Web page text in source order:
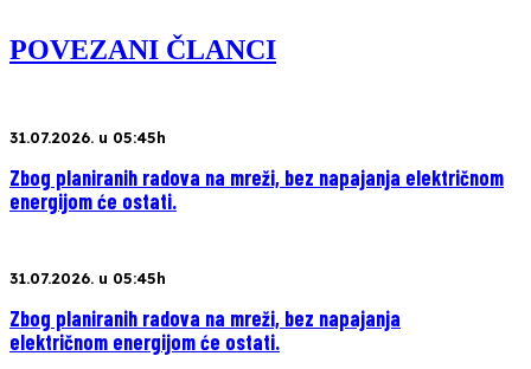
POVEZANI ČLANCI
31.07.2026. u 05:45h
Zbog planiranih radova na mreži, bez napajanja električnom
energijom će ostati.
31.07.2026. u 05:45h
Zbog planiranih radova na mreži, bez napajanja
električnom energijom će ostati.